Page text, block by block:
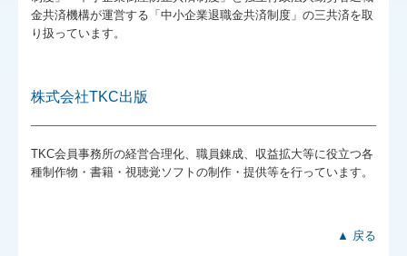
金共済機構が運営する「中小企業退職金共済制度」の三共済を取
り扱っています。
株式会社TKC出版
TKC会員事務所の経営合理化、職員錬成、収益拡大等に役立つ各
種制作物・書籍・視聴覚ソフトの制作・提供等を行っています。
▲ 戻る